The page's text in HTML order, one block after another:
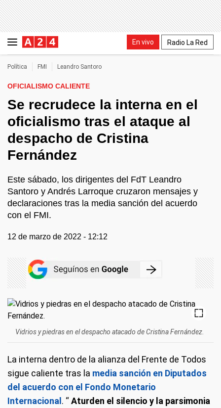
En vivo Radio La Red
Política FMI Leandro Santoro
OFICIALISMO CALIENTE
Se recrudece la interna en el
oficialismo tras el ataque al
despacho de Cristina
Fernández
Este sábado, los dirigentes del FdT Leandro
Santoro y Andrés Larroque cruzaron mensajes y
declaraciones tras la media sanción del acuerdo
con el FMI.
12 de marzo de 2022 - 12:12
Vidrios y piedras en el despacho atacado de Cristina Fernández.
La interna dentro de la alianza del Frente de Todos
sigue caliente tras la media sanción en Diputados
del acuerdo con el Fondo Monetario
Internacional . “Aturden el silencio y la parsimonia